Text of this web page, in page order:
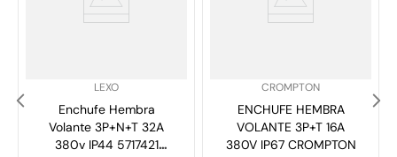
LEXO
Enchufe Hembra
Volante 3P+N+T 32A
380v IP44 5717421
CROMPTON
ENCHUFE HEMBRA
VOLANTE 3P+T 16A
380V IP67 CROMPTON